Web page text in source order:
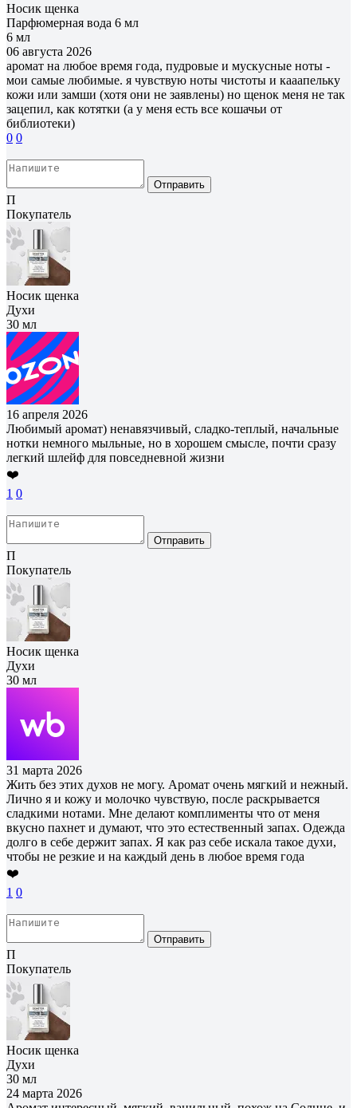
Носик щенка
Парфюмерная вода 6 мл
6 мл
06 августа 2026
аромат на любое время года, пудровые и мускусные ноты -
мои самые любимые. я чувствую ноты чистоты и кааапельку
кожи или замши (хотя они не заявлены) но щенок меня не так
зацепил, как котятки (а у меня есть все кошачьи от
библиотеки)
0 0
Отправить
П
Покупатель
Носик щенка
Духи
30 мл
16 апреля 2026
Любимый аромат) ненавязчивый, сладко-теплый, начальные
нотки немного мыльные, но в хорошем смысле, почти сразу
легкий шлейф для повседневной жизни
❤️
1 0
Отправить
П
Покупатель
Носик щенка
Духи
30 мл
31 марта 2026
Жить без этих духов не могу. Аромат очень мягкий и нежный.
Лично я и кожу и молочко чувствую, после раскрывается
сладкими нотами. Мне делают комплименты что от меня
вкусно пахнет и думают, что это естественный запах. Одежда
долго в себе держит запах. Я как раз себе искала такое духи,
чтобы не резкие и на каждый день в любое время года
❤️
1 0
Отправить
П
Покупатель
Носик щенка
Духи
30 мл
24 марта 2026